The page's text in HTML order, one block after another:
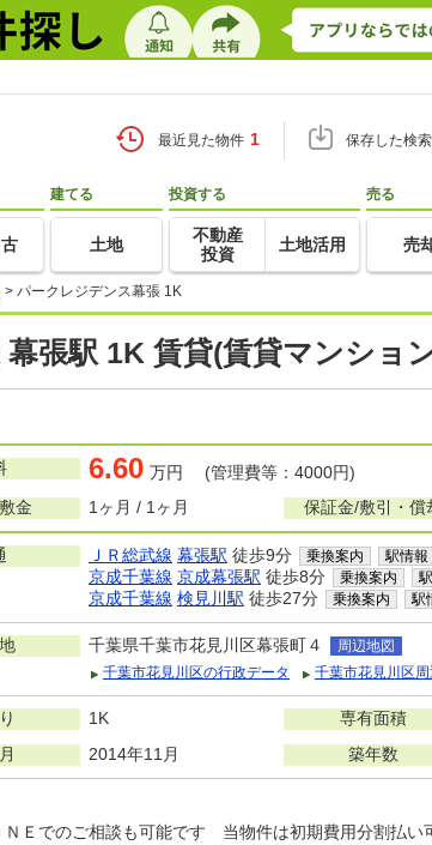
最近見た物件 1 保存した検
建てる
土地
投資する
不動産
投資
土地活用
売る
売
> パークレジデンス幕張 1K
張駅 1K 賃貸(賃貸マンショ
6.60 万円 (管理費等：4000円)
金
1ヶ月 / 1ヶ月 保証金/敷引・償
ＪＲ総武線 幕張駅 徒歩9分 乗換案内 駅情報
京成千葉線 京成幕張駅 徒歩8分 乗換案内
京成千葉線 検見川駅 徒歩27分 乗換案内 駅
千葉県千葉市花見川区幕張町４
周辺地図
千葉市花見川区の行政データ
千葉市花見川区
1K 専有面積
2014年11月 築年数
Ｅでのご相談も可能です 当物件は初期費用分割払い